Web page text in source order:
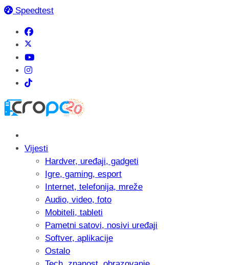
Speedtest
Vijesti
Hardver, uređaji, gadgeti
Igre, gaming, esport
Internet, telefonija, mreže
Audio, video, foto
Mobiteli, tableti
Pametni satovi, nosivi uređaji
Softver, aplikacije
Ostalo